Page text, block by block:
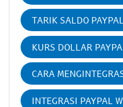
TARIK SALDO PAYPAL
KURS DOLLAR
CARA
INTEGRASI PAYPAL